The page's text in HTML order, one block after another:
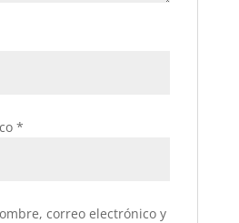
*
correo electrónico y